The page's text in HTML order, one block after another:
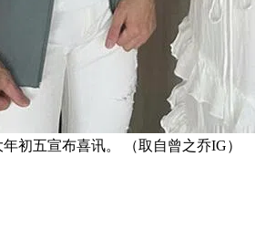
初五宣布喜讯。 （取自曾之乔IG）